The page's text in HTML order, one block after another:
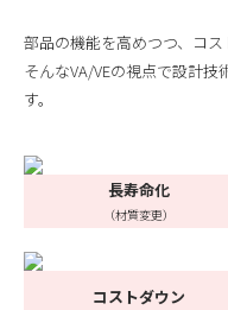
部品の機能を高めつつ、コス
そんなVA/VEの視点で設計
す。
長寿命化
（材質変更）
コストダウン